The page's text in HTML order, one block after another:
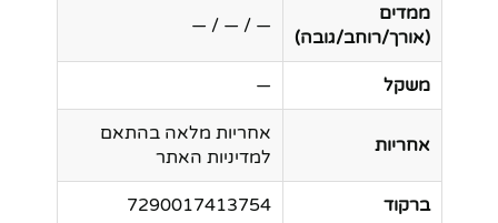
ממדים
(אורך/רוחב/גובה)
— / — / —
משקל —
אחריות
אחריות מלאה בהתאם
למדיניות האתר
ברקוד 7290017413754